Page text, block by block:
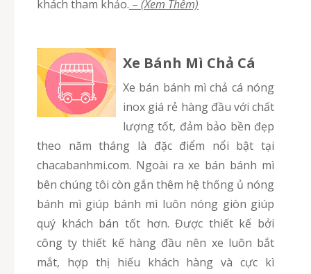
khách tham khảo. – (Xem Thêm)
Xe Bánh Mì Chả Cá
Xe bán bánh mì chả cá nóng
inox giá rẻ hàng đầu với chất
lượng tốt, đảm bảo bền đẹp
theo năm tháng là đặc điểm nổi bật tại
chacabanhmi.com. Ngoài ra xe bán bánh mì
bên chúng tôi còn gắn thêm hệ thống ủ nóng
bánh mì giúp bánh mì luôn nóng giòn giúp
quý khách bán tốt hơn. Được thiết kế bởi
công ty thiết kế hàng đầu nên xe luôn bắt
mắt, hợp thị hiếu khách hàng và cực kì